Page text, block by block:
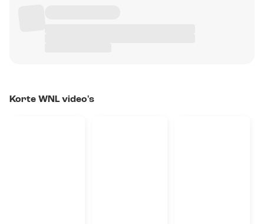
Korte WNL video's